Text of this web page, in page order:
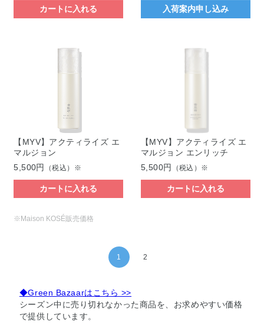
カートに入れる 入荷案内申し込み
【MYV】アクティライズ エ
マルジョン
5,500円
（税込）※
カートに入れる
【MYV】アクティライズ エ
マルジョン エンリッチ
5,500円
（税込）※
カートに入れる
※Maison KOSÉ販売価格
1 2
◆Green Bazaarはこちら >>
シーズン中に売り切れなかった商品を、お求めやすい価格
で提供しています。